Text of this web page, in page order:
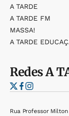
A TARDE
A TARDE FM
MASSA!
A TARDE
RedesA
Rua Professor